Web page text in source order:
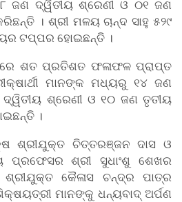
ଜଣ ଦ୍ୱିତୀୟ ଶ୍ରେଣୀ ଓ ୦୧ ଜଣ
। ଶ୍ରୀ ମଳୟ ଚାନ୍ଦ ସାହୁ ୫୨୯
ଟପ୍ପର ହୋଇଛନ୍ତି ।
ଶତ ପ୍ରତିଶତ ଫଳାଫଳ ପ୍ରାପ୍ତ
ମାନଙ୍କ ମଧ୍ୟରୁ ୧୪ ଜଣ
ଶ୍ରେଣୀ ଓ ୧୦ ଜଣ ତୃତୀୟ
।
ଶ୍ରୀଯୁକ୍ତ ଚିତ୍ତରଞ୍ଜନ ଦାସ ଓ
ପ୍ରଫେସର ଶ୍ରୀ ସୁଧାଂଶୁ ଶେଖର
ଶ୍ରୀଯୁକ୍ତ କୈଳାସ ଚନ୍ଦ୍ର ପାତ୍ର
ମାନଙ୍କୁ ଧନ୍ୟବାଦ୍ ଅର୍ପଣ